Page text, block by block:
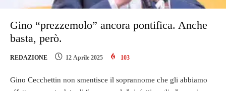
Gino “prezzemolo” ancora pontifica. Anche
basta, però.
REDAZIONE 12 Aprile 2025 103
Gino Cecchettin non smentisce il soprannome che gli abbiamo